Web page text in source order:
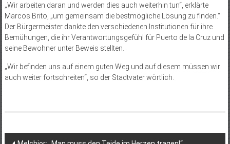
„Wir arbeiten daran und werden dies auch weiterhin tun“, erklärte
Marcos Brito, „um gemeinsam die bestmögliche Lösung zu finden.“
Der Bürgermeister dankte den verschiedenen Institutionen für ihre
Bemühungen, die ihr Verantwortungsgefühl für Puerto de la Cruz und
seine Bewohner unter Beweis stellten.
„Wir befinden uns auf einem guten Weg und auf diesem müssen wir
auch weiter fortschreiten“, so der Stadtvater wörtlich.